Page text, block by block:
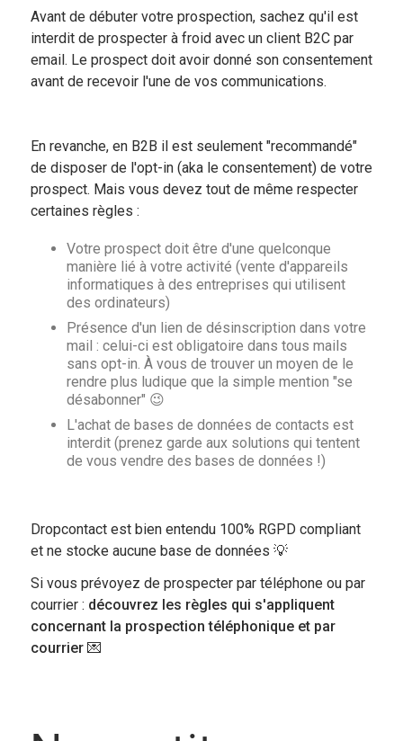
Avant de débuter votre prospection, sachez qu'il est
interdit de prospecter à froid avec un client B2C par
email. Le prospect doit avoir donné son consentement
avant de recevoir l'une de vos communications.
En revanche, en B2B il est seulement "recommandé"
de disposer de l'opt-in (aka le consentement) de votre
prospect. Mais vous devez tout de même respecter
certaines règles :
Votre prospect doit être d'une quelconque
manière lié à votre activité (vente d'appareils
informatiques à des entreprises qui utilisent
des ordinateurs)
Présence d'un lien de désinscription dans votre
mail : celui-ci est obligatoire dans tous mails
sans opt-in. À vous de trouver un moyen de le
rendre plus ludique que la simple mention "se
désabonner" 😉
L'achat de bases de données de contacts est
interdit (prenez garde aux solutions qui tentent
de vous vendre des bases de données !)
Dropcontact est bien entendu 100% RGPD compliant
et ne stocke aucune base de données 💡
Si vous prévoyez de prospecter par téléphone ou par
courrier : découvrez les règles qui s'appliquent
concernant la prospection téléphonique et par
courrier 💌